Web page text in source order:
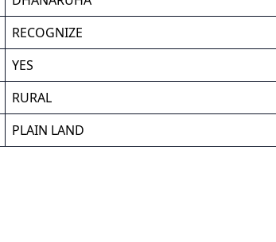
RECOGNIZE
YES
RURAL
PLAIN LAND